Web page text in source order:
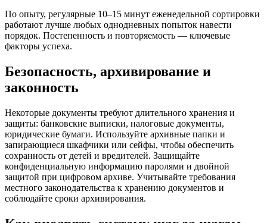
По опыту, регулярные 10–15 минут еженедельной сортировки
работают лучше любых однодневных попыток навести
порядок. Постепенность и повторяемость — ключевые
факторы успеха.
Безопасность, архивирование и
законность
Некоторые документы требуют длительного хранения и
защиты: банковские выписки, налоговые документы,
юридические бумаги. Используйте архивные папки и
запирающиеся шкафчики или сейфы, чтобы обеспечить
сохранность от детей и вредителей. Защищайте
конфиденциальную информацию паролями и двойной
защитой при цифровом архиве. Учитывайте требования
местного законодательства к хранению документов и
соблюдайте сроки архивирования.